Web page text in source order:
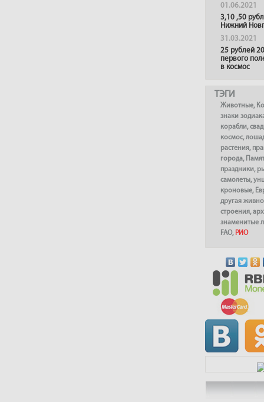
01.06.2021
3,10 ,50
Нижний
31.03.2021
25 рублей
первого
в космос
ТЭГИ
Животные,
знаки
корабли,
космос,
растения,
города,
праздники,
самолеты,
кроновые,
другая
строения,
знаменитые
FAO, РИО